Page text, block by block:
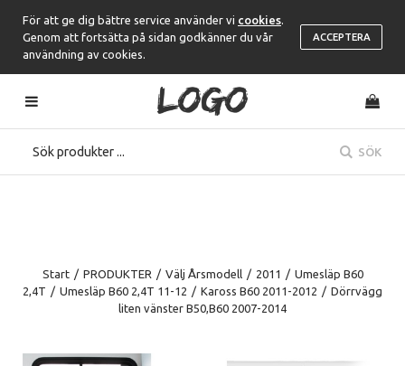
För att ge dig bättre service använder vi cookies
Genom att fortsätta på sidan godkänner du vår
användning av cookies.
ACCEPTERA
SÖK
Start / PRODUKTER / Välj Årsmodell / 2011 / Umesläp B60
2,4T / Umesläp B60 2,4T 11-12 / Kaross B60 2011-2012 / Dörrvägg
liten vänster B50,B60 2007-2014